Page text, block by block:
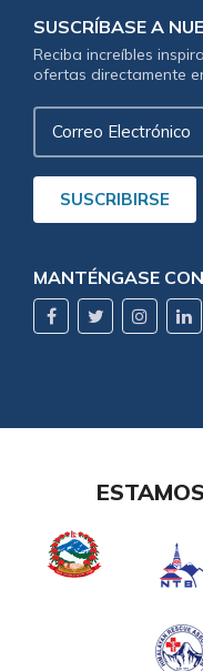
SUSCRÍBASE A
Reciba increíbles
ofertas directamente
Correo
Electrónico
SUSCRIBIRSE
MANTÉNGASE